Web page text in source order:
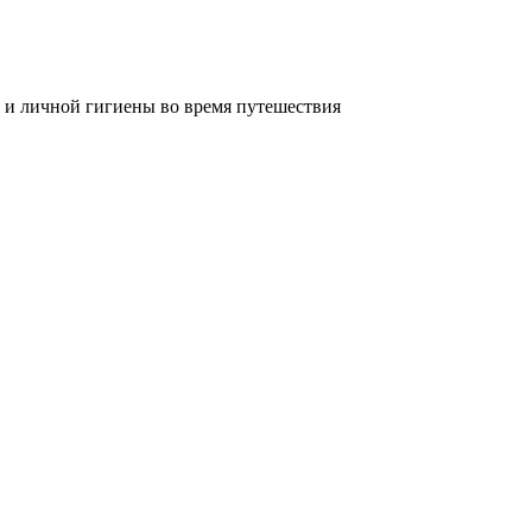
личной гигиены во время путешествия